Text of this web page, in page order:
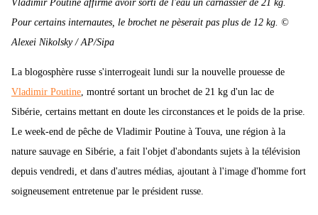
Vladimir Poutine affirme avoir sorti de l'eau un carnassier de 21 kg.
Pour certains internautes, le brochet ne pèserait pas plus de 12 kg. ©
Alexei Nikolsky / AP/Sipa
La blogosphère russe s'interrogeait lundi sur la nouvelle prouesse de
Vladimir Poutine, montré sortant un brochet de 21 kg d'un lac de
Sibérie, certains mettant en doute les circonstances et le poids de la prise.
Le week-end de pêche de Vladimir Poutine à Touva, une région à la
nature sauvage en Sibérie, a fait l'objet d'abondants sujets à la télévision
depuis vendredi, et dans d'autres médias, ajoutant à l'image d'homme fort
soigneusement entretenue par le président russe.